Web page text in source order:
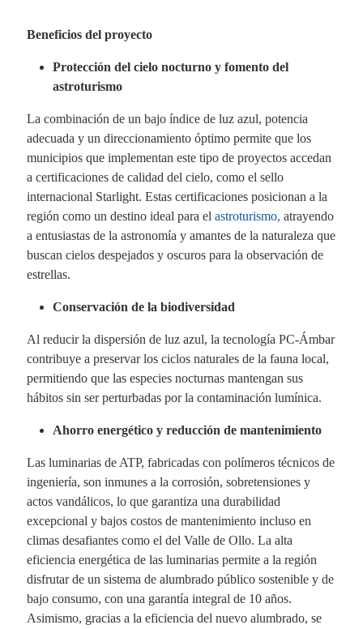
Beneficios del proyecto
Protección del cielo nocturno y fomento del
astroturismo
La combinación de un bajo índice de luz azul, potencia
adecuada y un direccionamiento óptimo permite que los
municipios que implementan este tipo de proyectos accedan
a certificaciones de calidad del cielo, como el sello
internacional Starlight. Estas certificaciones posicionan a la
región como un destino ideal para el astroturismo, atrayendo
a entusiastas de la astronomía y amantes de la naturaleza que
buscan cielos despejados y oscuros para la observación de
estrellas.
Conservación de la biodiversidad
Al reducir la dispersión de luz azul, la tecnología PC-Ámbar
contribuye a preservar los ciclos naturales de la fauna local,
permitiendo que las especies nocturnas mantengan sus
hábitos sin ser perturbadas por la contaminación lumínica.
Ahorro energético y reducción de mantenimiento
Las luminarias de ATP, fabricadas con polímeros técnicos de
ingeniería, son inmunes a la corrosión, sobretensiones y
actos vandálicos, lo que garantiza una durabilidad
excepcional y bajos costos de mantenimiento incluso en
climas desafiantes como el del Valle de Ollo. La alta
eficiencia energética de las luminarias permite a la región
disfrutar de un sistema de alumbrado público sostenible y de
bajo consumo, con una garantía integral de 10 años.
Asimismo, gracias a la eficiencia del nuevo alumbrado, se